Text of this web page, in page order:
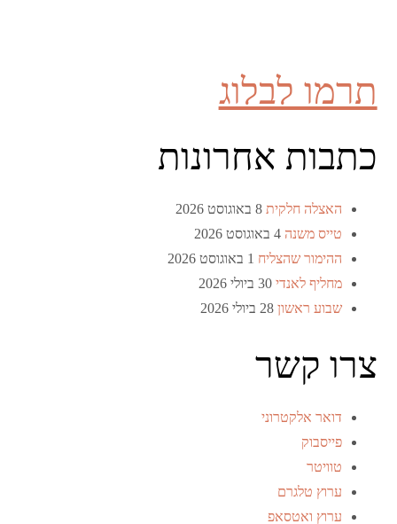
תרמו לבלוג
כתבות אחרונות
האצלה חלקית 8 באוגוסט 2026
טייס משנה 4 באוגוסט 2026
ההימור שהצליח 1 באוגוסט 2026
מחליף לאנדי 30 ביולי 2026
שבוע ראשון 28 ביולי 2026
צרו קשר
דואר אלקטרוני
פייסבוק
טוויטר
ערוץ טלגרם
ערוץ ואטסאפ